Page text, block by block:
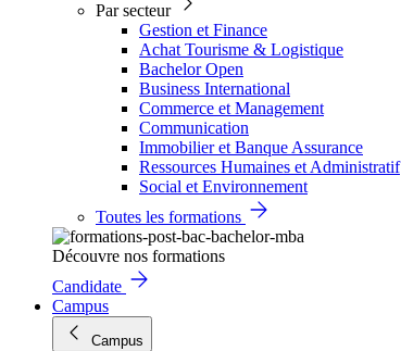
Par secteur
Gestion et Finance
Achat Tourisme & Logistique
Bachelor Open
Business International
Commerce et Management
Communication
Immobilier et Banque Assurance
Ressources Humaines et Administratif
Social et Environnement
Toutes les formations
Découvre nos formations
Candidate
Campus
Campus